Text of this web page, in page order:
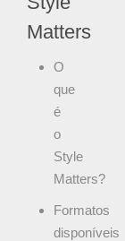
Matters
O
que
é
o
Style
Matters?
Formatos
disponíveis